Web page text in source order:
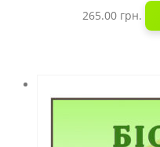
265.00 грн.